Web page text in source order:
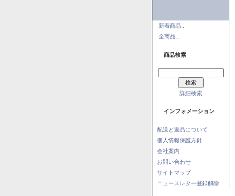
新着商品...
全商品...
商品検索
詳細検索
インフォメーション
配送と返品について
個人情報保護方針
会社案内
お問い合わせ
サイトマップ
ニュースレター登録解除